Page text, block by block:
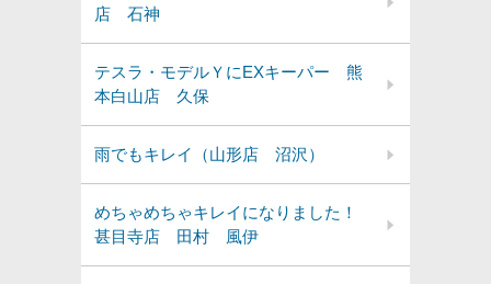
店 石神
テスラ・モデルＹにEXキーパー 熊
本白山店 久保
雨でもキレイ（山形店 沼沢）
めちゃめちゃキレイになりました！
甚目寺店 田村 風伊